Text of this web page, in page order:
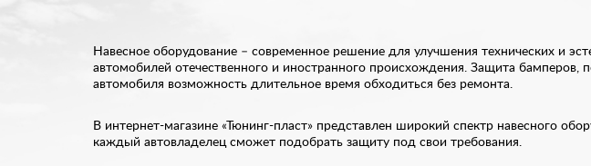
Навесное оборудование – современное решение для улучшения технических и
автомобилей отечественного и иностранного происхождения. Защита бамперов,
автомобиля возможность длительное время обходиться без ремонта.
В интернет-магазине «Тюнинг-пласт» представлен широкий спектр навесного
каждый автовладелец сможет подобрать защиту под свои требования.